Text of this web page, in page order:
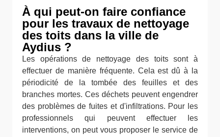
À qui peut-on faire confiance
pour les travaux de nettoyage
des toits dans la ville de
Aydius ?
Les opérations de nettoyage des toits sont à
effectuer de manière fréquente. Cela est dû à la
périodicité de la tombée des feuilles et des
branches mortes. Ces déchets peuvent engendrer
des problèmes de fuites et d'infiltrations. Pour les
professionnels qui peuvent effectuer les
interventions, on peut vous proposer le service de